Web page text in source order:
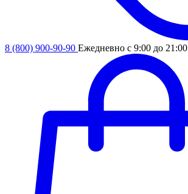
8 (800) 900-90-90 Ежедневно с 9:00 до 21:00